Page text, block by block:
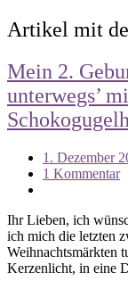
Artikel mit
Mein 2.
unterwegs’
1. Dezember
1 Kommentar
Ihr Lieben, ich
ich mich die letzten
Weihnachtsmärkten
Kerzenlicht, in eine